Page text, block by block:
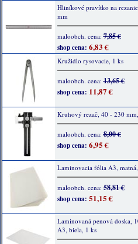
Hliníkové pravítko na
mm
maloobch. cena:7,85 €
shop cena: 6,83 €
Kružidlo rysovacie, 1 ks
maloobch. cena:13,65 €
shop cena: 11,87 €
Kruhový rezač, 40 - 230
maloobch. cena:8,00 €
shop cena: 6,95 €
Laminovacia fólia A3,
maloobch. cena:58,81 €
shop cena: 51,15 €
Laminovaná penová doska,
A3, biela, 1 ks